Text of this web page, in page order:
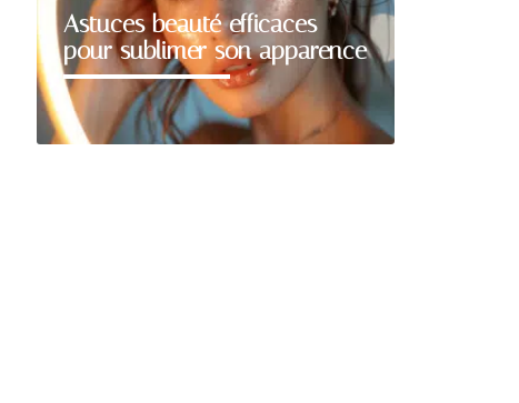
Astuces beauté efficaces
pour sublimer son apparence